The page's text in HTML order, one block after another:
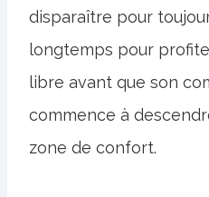
disparaître pour
longtemps pour
libre avant que son
commence à
zone de confort.